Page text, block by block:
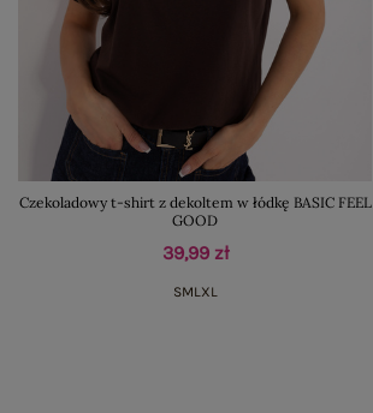
Czekoladowy t-shirt z dekoltem w łódkę BASIC FEEL
GOOD
39,99 zł
SMLXL